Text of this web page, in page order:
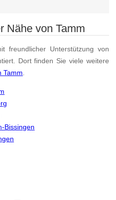
Nähe von Tamm
freundlicher Unterstützung von
Dort finden Sie viele weitere
Tamm
Bissingen